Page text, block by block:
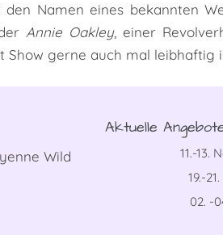
Namen eines bekannten
Annie Oakley, einer
Show gerne auch mal leibhaftig
Aktuelle
11.-13.
19.-
02. -